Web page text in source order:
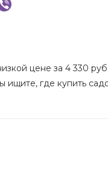
цене за 4 330
где купить